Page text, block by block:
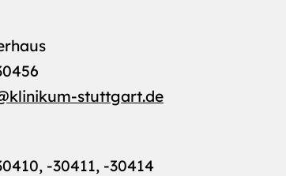
klinikum-stuttgart.de
-30411, -30414